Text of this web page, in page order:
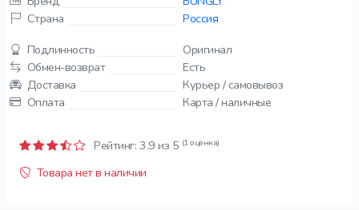
Страна
Россия
Подлинность
Оригинал
Обмен-возврат
Есть
Доставка
Курьер / самовывоз
Оплата
Карта / наличные
Рейтинг: 3.9 из 5 (1 оценка)
Товара нет в наличии